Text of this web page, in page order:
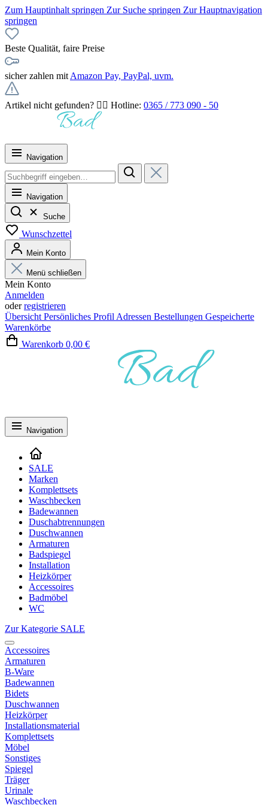
Zum Hauptinhalt springen Zur Suche springen Zur Hauptnavigation
springen
Beste Qualität, faire Preise
sicher zahlen mit Amazon Pay, PayPal, uvm.
Artikel nicht gefunden? 👉🏻 Hotline: 0365 / 773 090 - 50
Navigation
Navigation
Suche
Wunschzettel
Mein Konto
Menü schließen
Mein Konto
Anmelden
oderregistrieren
Übersicht Persönliches Profil Adressen Bestellungen Gespeicherte
Warenkörbe
Warenkorb 0,00 €
Navigation
SALE
Marken
Komplettsets
Waschbecken
Badewannen
Duschabtrennungen
Duschwannen
Armaturen
Badspiegel
Installation
Heizkörper
Accessoires
Badmöbel
WC
Zur Kategorie SALE
Accessoires
Armaturen
B-Ware
Badewannen
Bidets
Duschwannen
Heizkörper
Installationsmaterial
Komplettsets
Möbel
Sonstiges
Spiegel
Träger
Urinale
Waschbecken